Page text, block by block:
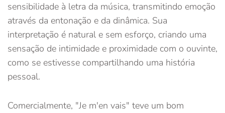
sensibilidade à letra da música, transmitindo emoção
através da entonação e da dinâmica. Sua
interpretação é natural e sem esforço, criando uma
sensação de intimidade e proximidade com o ouvinte,
como se estivesse compartilhando uma história
pessoal.
Comercialmente, "Je m'en vais" teve um bom